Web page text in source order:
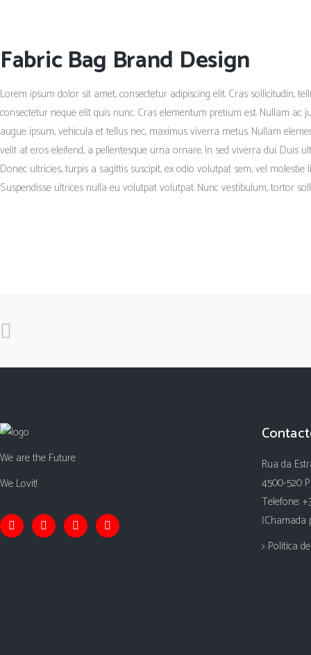
Fabric Bag Brand Design
Lorem ipsum dolor sit amet, consectetur adipiscing elit. Cras sollicitudin,
consectetur neque elit quis nunc. Cras elementum pretium est. Nullam ac
augue ipsum, vehicula et tellus nec, maximus viverra metus. Nullam
velit at eros eleifend, a pellentesque urna ornare. In sed viverra dui. Duis
Donec ultricies, turpis a sagittis suscipit, ex odio volutpat sem, vel
Suspendisse ultrices nulla eu volutpat volutpat. Nunc vestibulum, tortor
We are the Future
We Lovit!
Rua da
4500-520
Telefone:
(Chamada
> Politica